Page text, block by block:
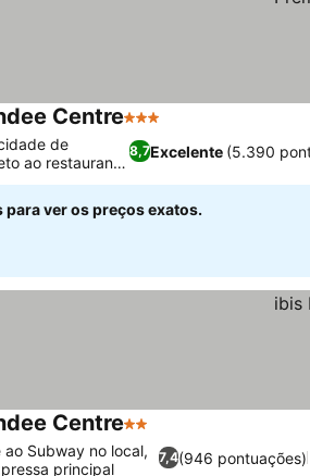
Centre3 Estrelas
8,7Excelente (5.390
de
ao restaurante
para ver os preços exatos.
Centre2 Estrelas
7,4(946 pontuações)
Subway no local,
principal